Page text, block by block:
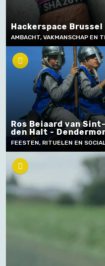
Hackerspace Brussel
AMBACHT, VAKMANSCHAP EN
Ros Beiaard van
den Halt -
FEESTEN, RITUELEN EN